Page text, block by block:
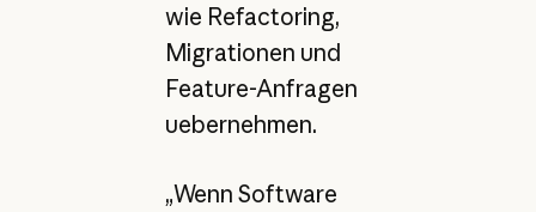
wie Refactoring,
Migrationen und
Feature-Anfragen
uebernehmen.
„Wenn Software